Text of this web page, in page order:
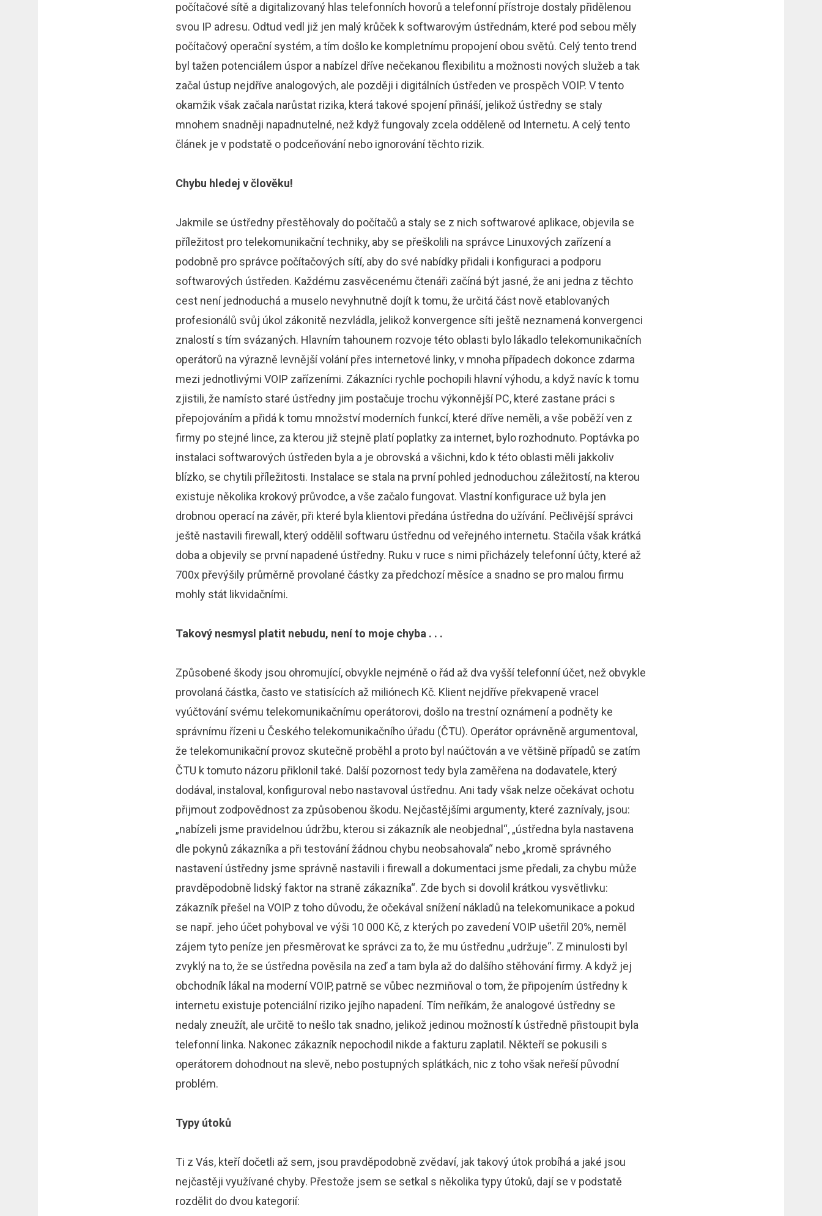
počítačové sítě a digitalizovaný hlas telefonních hovorů a telefonní přístroje dostaly přidělenou
svou IP adresu. Odtud vedl již jen malý krůček k softwarovým ústřednám, které pod sebou měly
počítačový operační systém, a tím došlo ke kompletnímu propojení obou světů. Celý tento trend
byl tažen potenciálem úspor a nabízel dříve nečekanou flexibilitu a možnosti nových služeb a tak
začal ústup nejdříve analogových, ale později i digitálních ústředen ve prospěch VOIP. V tento
okamžik však začala narůstat rizika, která takové spojení přináší, jelikož ústředny se staly
mnohem snadněji napadnutelné, než když fungovaly zcela odděleně od Internetu. A celý tento
článek je v podstatě o podceňování nebo ignorování těchto rizik.
Chybu hledej v člověku!
Jakmile se ústředny přestěhovaly do počítačů a staly se z nich softwarové aplikace, objevila se
příležitost pro telekomunikační techniky, aby se přeškolili na správce Linuxových zařízení a
podobně pro správce počítačových sítí, aby do své nabídky přidali i konfiguraci a podporu
softwarových ústředen. Každému zasvěcenému čtenáři začíná být jasné, že ani jedna z těchto
cest není jednoduchá a muselo nevyhnutně dojít k tomu, že určitá část nově etablovaných
profesionálů svůj úkol zákonitě nezvládla, jelikož konvergence síti ještě neznamená konvergenci
znalostí s tím svázaných. Hlavním tahounem rozvoje této oblasti bylo lákadlo telekomunikačních
operátorů na výrazně levnější volání přes internetové linky, v mnoha případech dokonce zdarma
mezi jednotlivými VOIP zařízeními. Zákazníci rychle pochopili hlavní výhodu, a když navíc k tomu
zjistili, že namísto staré ústředny jim postačuje trochu výkonnější PC, které zastane práci s
přepojováním a přidá k tomu množství moderních funkcí, které dříve neměli, a vše poběží ven z
firmy po stejné lince, za kterou již stejně platí poplatky za internet, bylo rozhodnuto. Poptávka po
instalaci softwarových ústředen byla a je obrovská a všichni, kdo k této oblasti měli jakkoliv
blízko, se chytili příležitosti. Instalace se stala na první pohled jednoduchou záležitostí, na kterou
existuje několika krokový průvodce, a vše začalo fungovat. Vlastní konfigurace už byla jen
drobnou operací na závěr, při které byla klientovi předána ústředna do užívání. Pečlivější správci
ještě nastavili firewall, který oddělil softwaru ústřednu od veřejného internetu. Stačila však krátká
doba a objevily se první napadené ústředny. Ruku v ruce s nimi přicházely telefonní účty, které až
700x převýšily průměrně provolané částky za předchozí měsíce a snadno se pro malou firmu
mohly stát likvidačními.
Takový nesmysl platit nebudu, není to moje chyba . . .
Způsobené škody jsou ohromující, obvykle nejméně o řád až dva vyšší telefonní účet, než obvykle
provolaná částka, často ve statisících až miliónech Kč. Klient nejdříve překvapeně vracel
vyúčtování svému telekomunikačnímu operátorovi, došlo na trestní oznámení a podněty ke
správnímu řízeni u Českého telekomunikačního úřadu (ČTU). Operátor oprávněně argumentoval,
že telekomunikační provoz skutečně proběhl a proto byl naúčtován a ve většině případů se zatím
ČTU k tomuto názoru přiklonil také. Další pozornost tedy byla zaměřena na dodavatele, který
dodával, instaloval, konfiguroval nebo nastavoval ústřednu. Ani tady však nelze očekávat ochotu
přijmout zodpovědnost za způsobenou škodu. Nejčastějšími argumenty, které zaznívaly, jsou:
„nabízeli jsme pravidelnou údržbu, kterou si zákazník ale neobjednal“, „ústředna byla nastavena
dle pokynů zákazníka a při testování žádnou chybu neobsahovala“ nebo „kromě správného
nastavení ústředny jsme správně nastavili i firewall a dokumentaci jsme předali, za chybu může
pravděpodobně lidský faktor na straně zákazníka“. Zde bych si dovolil krátkou vysvětlivku:
zákazník přešel na VOIP z toho důvodu, že očekával snížení nákladů na telekomunikace a pokud
se např. jeho účet pohyboval ve výši 10 000 Kč, z kterých po zavedení VOIP ušetřil 20%, neměl
zájem tyto peníze jen přesměrovat ke správci za to, že mu ústřednu „udržuje“. Z minulosti byl
zvyklý na to, že se ústředna pověsila na zeď a tam byla až do dalšího stěhování firmy. A když jej
obchodník lákal na moderní VOIP, patrně se vůbec nezmiňoval o tom, že připojením ústředny k
internetu existuje potenciální riziko jejího napadení. Tím neříkám, že analogové ústředny se
nedaly zneužít, ale určitě to nešlo tak snadno, jelikož jedinou možností k ústředně přistoupit byla
telefonní linka. Nakonec zákazník nepochodil nikde a fakturu zaplatil. Někteří se pokusili s
operátorem dohodnout na slevě, nebo postupných splátkách, nic z toho však neřeší původní
problém.
Typy útoků
Ti z Vás, kteří dočetli až sem, jsou pravděpodobně zvědaví, jak takový útok probíhá a jaké jsou
nejčastěji využívané chyby. Přestože jsem se setkal s několika typy útoků, dají se v podstatě
rozdělit do dvou kategorií: